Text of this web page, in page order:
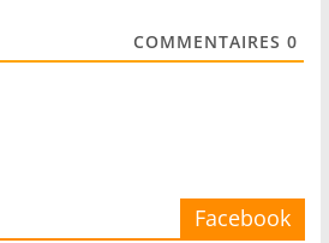
0
COMMENTAIRES
Facebook